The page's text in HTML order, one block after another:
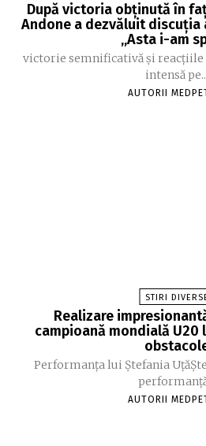
După victoria obținută în
Andone a dezvăluit discuția
„Asta i-am
victorie semnificativă și reacțiile
intensă
AUTORII
STIRI
Realizare
campioană mondială U20
Performanța lui Ștefania
AUTORII